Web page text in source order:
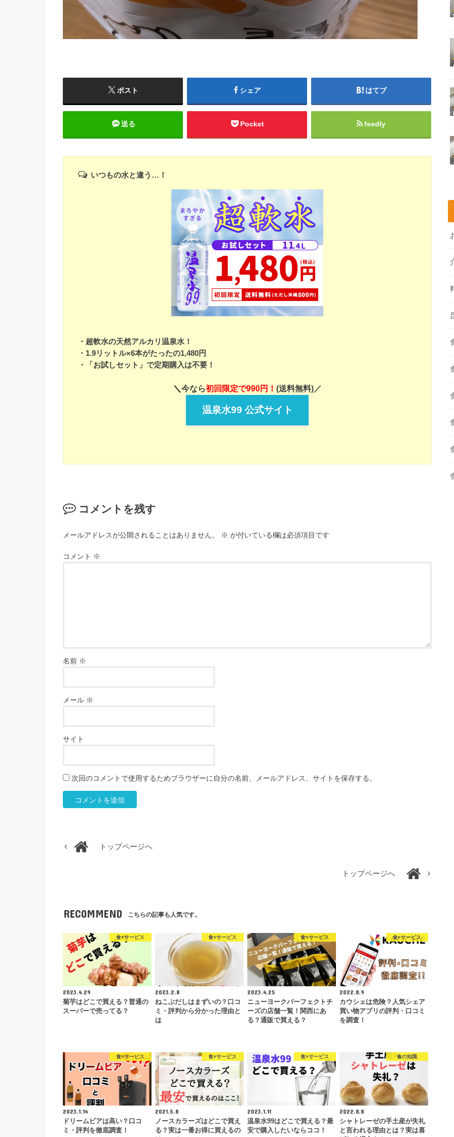
ポスト シェア はてブ
送る Pocket feedly
いつもの水と違う…！
・超軟水の天然アルカリ温泉水！
・1.9リットル×6本がたったの1,480円
・「お試しセット」で定期購入は不要！
＼ 今なら初回限定で990円！ (送料無料)／
温泉水99 公式サイト
コメントを残す
メールアドレスが公開されることはありません。 ※ が付いている欄は必須項目です
コメント ※
名前 ※
メール ※
サイト
次回のコメントで使用するためブラウザーに自分の名前、メールアドレス、サイトを保存する。
トップページへ
トップページへ
RECOMMEND こちらの記事も人気です。
食×サービス
2023.4.29
菊芋はどこで買える？普通の
スーパーで売ってる？
食×サービス
2023.2.8
ねこぶだしはまずいの？口コ
ミ・評判から分かった理由と
は
食×サービス
2023.4.25
ニューヨークパーフェクトチ
ーズの店舗一覧！関西にあ
る？通販で買える？
食×サービス
2022.8.9
カウシェは危険？人気シェア
買い物アプリの評判・口コミ
を調査！
食×サービス
2023.1.14
ドリームビアは高い？口コ
ミ・評判を徹底調査！
食×サービス
2021.5.8
ノースカラーズはどこで買え
る？実は一番お得に買えるの
食×サービス
2023.1.11
温泉水99はどこで買える？最
安で購入したいならココ！
食の知識
2022.8.8
シャトレーゼの手土産が失礼
と言われる理由とは？実は喜